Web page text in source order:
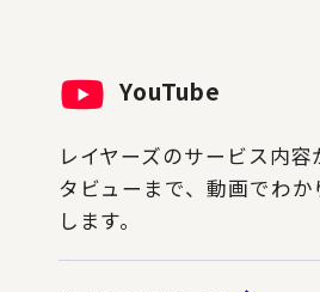
YouTube
レイヤーズのサービス内
タビューまで、動画でわ
します。